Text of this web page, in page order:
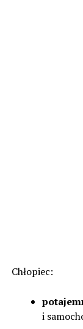
Chłopiec:
i